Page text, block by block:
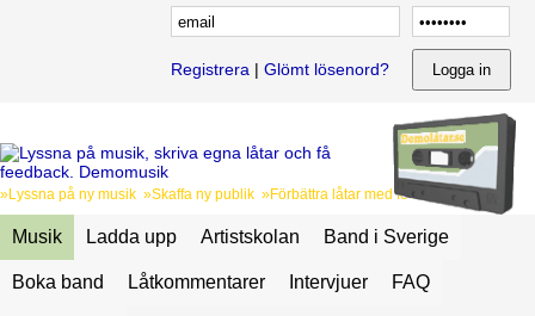
Registrera | Glömt lösenord?
»Lyssna på ny musik »Skaffa ny publik »Förbättra låtar med feedback
Musik Ladda upp Artistskolan Band i Sverige
Boka band Låtkommentarer Intervjuer FAQ